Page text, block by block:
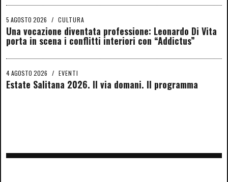
5 AGOSTO 2026 / CULTURA
Una vocazione diventata professione: Leonardo Di Vita
porta in scena i conflitti interiori con “Addictus”
4 AGOSTO 2026 / EVENTI
Estate Salitana 2026. Il via domani. Il programma